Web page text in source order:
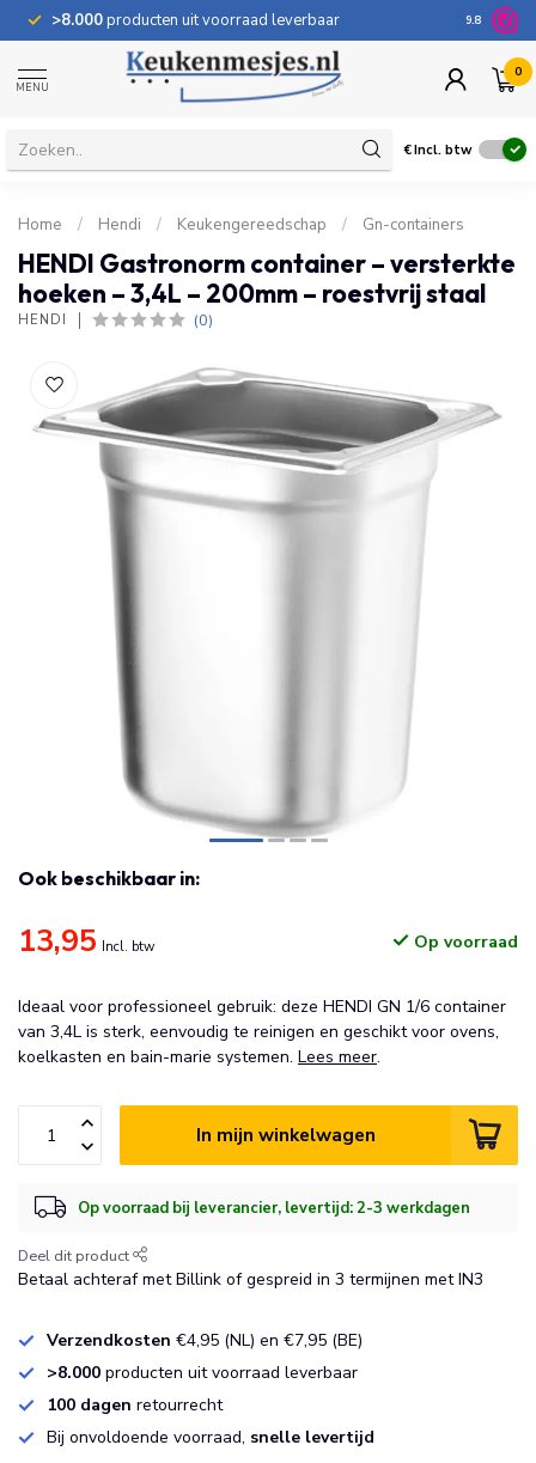
>8.000producten uit voorraad leverbaar 100
9.8
MENU
0
€Incl. btw
Home / Hendi / Keukengereedschap / Gn-containers
HENDI Gastronorm container – versterkte
hoeken – 3,4L – 200mm – roestvrij staal
HENDI (0)
Ook beschikbaar in:
13,95 Incl. btw Op voorraad
Ideaal voor professioneel gebruik: deze HENDI GN 1/6 container
van 3,4L is sterk, eenvoudig te reinigen en geschikt voor ovens,
koelkasten en bain-marie systemen. Lees meer.
In mijn winkelwagen
Op voorraad bij leverancier, levertijd: 2-3 werkdagen
Deel dit product
Betaal achteraf met Billink of gespreid in 3 termijnen met IN3
Verzendkosten €4,95 (NL) en €7,95 (BE)
>8.000 producten uit voorraad leverbaar
100 dagen retourrecht
Bij onvoldoende voorraad, snelle levertijd